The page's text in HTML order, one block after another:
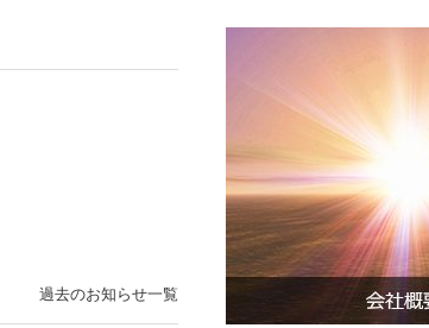
過去のお知らせ一覧